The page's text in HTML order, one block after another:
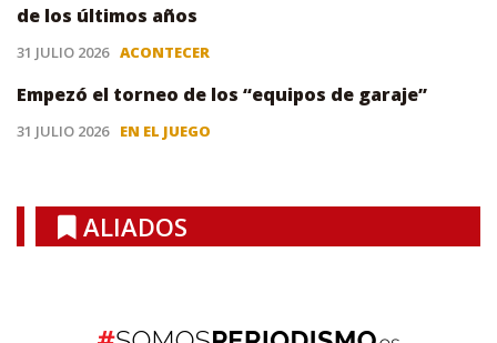
de los últimos años
31 JULIO 2026 ACONTECER
Empezó el torneo de los “equipos de garaje”
31 JULIO 2026 EN EL JUEGO
ALIADOS